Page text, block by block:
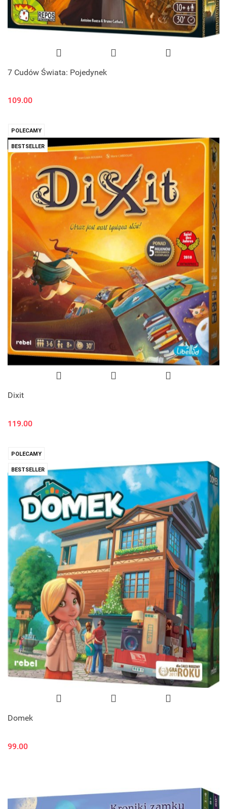
7 Cudów Świata: Pojedynek
109.00
POLECAMY
BESTSELLER
Dixit
119.00
POLECAMY
BESTSELLER
Domek
99.00